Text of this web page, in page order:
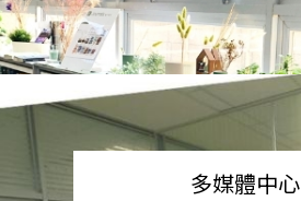
多媒體中心